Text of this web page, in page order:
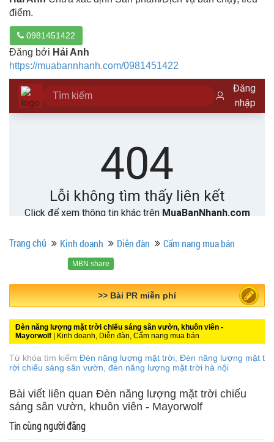
điểm.
0981451422
Đăng bởi Hải Anh
https://muabannhanh.com/0981451422
Trang chủ Kinh doanh Diễn đàn Cẩm nang mua bán
MBN share
>> Quảng cáo miễn phí
Đèn năng lượng mặt trời chiếu sáng sân vườn, khuôn viên -
Mayorwolf | Kinh doanh, Diễn đàn, Cẩm nang mua bán
Từ khóa tìm kiếm Đèn năng lượng mặt trời Đèn năng lượng mặt t
rời chiếu sáng sân vườn đèn năng lượng mặt trời hà nội
Bài viết liên quan Đèn năng lượng mặt trời chiếu
sáng sân vườn, khuôn viên - Mayorwolf
Tin cùng người đăng